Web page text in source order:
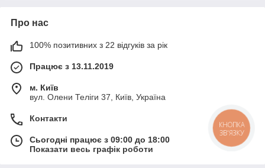
Про нас
100% позитивних з 22 відгуків за рік
Працює з 13.11.2019
м. Київ
вул. Олени Теліги 37, Київ, Україна
Контакти
Сьогодні працює з 09:00 до 18:00
Показати весь графік роботи
КНОПКА
ЗВ'ЯЗКУ